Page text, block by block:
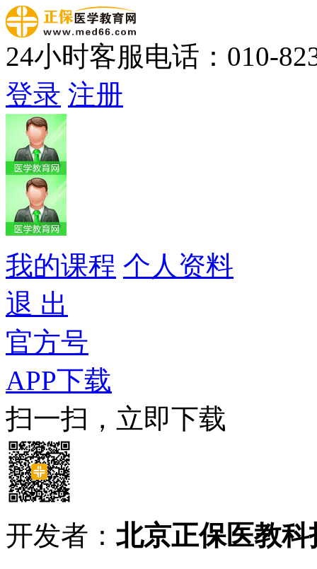
24小时客服电话：010-
登录 注册
我的课程 个人资料
退 出
官方号
APP下载
扫一扫，立即下载
开发者： 北京正保医教